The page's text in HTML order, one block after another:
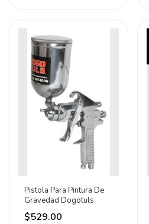
Pistola Para Pintura De
Gravedad Dogotuls
$529.00